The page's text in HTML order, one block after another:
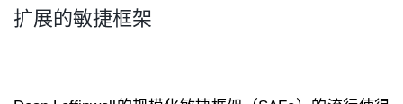
扩展的敏捷框架